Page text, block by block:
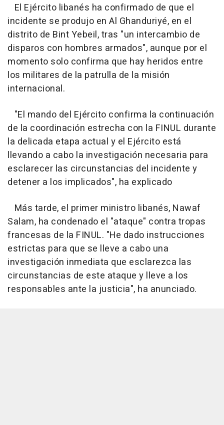
El Ejército libanés ha confirmado de que el
incidente se produjo en Al Ghanduriyé, en el
distrito de Bint Yebeil, tras "un intercambio de
disparos con hombres armados", aunque por el
momento solo confirma que hay heridos entre
los militares de la patrulla de la misión
internacional.
"El mando del Ejército confirma la continuación
de la coordinación estrecha con la FINUL durante
la delicada etapa actual y el Ejército está
llevando a cabo la investigación necesaria para
esclarecer las circunstancias del incidente y
detener a los implicados", ha explicado
Más tarde, el primer ministro libanés, Nawaf
Salam, ha condenado el "ataque" contra tropas
francesas de la FINUL. "He dado instrucciones
estrictas para que se lleve a cabo una
investigación inmediata que esclarezca las
circunstancias de este ataque y lleve a los
responsables ante la justicia", ha anunciado.